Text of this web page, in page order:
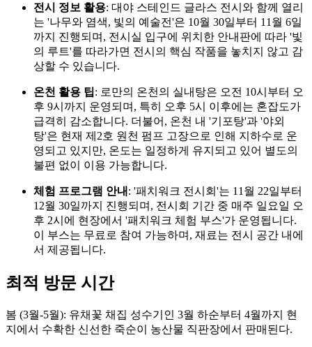
전시 정보 활용: 대야 스테인드 글라스 전시와 함께 열리
는 '나무와 염색, 빛의 예술전'은 10월 30일부터 11월 6일
까지 진행되며, 전시실 입구에 위치한 안내판에 따라 '빛
의 루트'를 따라가면 전시의 핵심 작품을 놓치지 않고 감
상할 수 있습니다.
온천 활용 팁: 로만의 온천의 실내탕은 오전 10시부터 오
후 9시까지 운영되며, 특히 오후 5시 이후에는 혼잡도가
급격히 감소합니다. 더불어, 온천 내 '기포탕'과 '야외
탕'은 현재 제2호 원천 펌프 고장으로 인해 지하수로 운
영되고 있지만, 온도는 일정하게 유지되고 있어 별도의
불편 없이 이용 가능합니다.
체험 프로그램 안내 : '패치워크 전시회'는 11월 22일부터
12월 30일까지 진행되며, 전시회 기간 중 매주 일요일 오
후 2시에 현장에서 '패치워크 체험 부스'가 운영됩니다.
이 부스는 무료로 참여 가능하며, 재료는 전시 공간 내에
서 제공됩니다.
최적 방문 시간
봄 (3월-5월): 유채꽃 채집 성수기인 3월 하순부터 4월까지 현
지에서 수확한 신선한 죽순이 농산물 직판장에서 판매된다.